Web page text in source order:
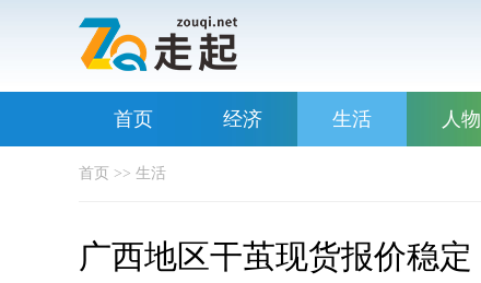
首页 经济 生活 人物
首页 >> 生活
广西地区干茧现货报价稳定